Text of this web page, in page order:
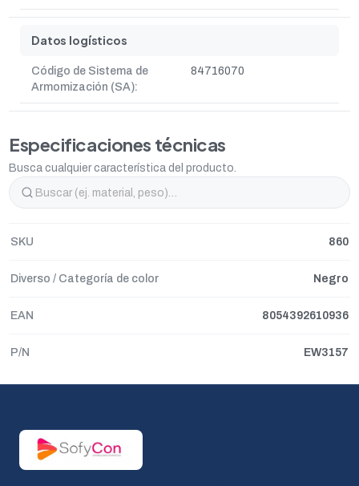
Datos logísticos
Código de Sistema de
Armomización (SA):
84716070
Especificaciones técnicas
Busca cualquier característica del producto.
SKU 860
Diverso / Categoría de color Negro
EAN 8054392610936
P/N EW3157